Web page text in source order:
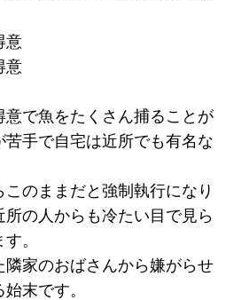
意
意
意で魚をたくさん捕ることが
苦手で自宅は近所でも有名な
のままだと強制執行になり
所の人からも冷たい目で見ら
。
隣家のおばさんから嫌がらせ
末です。